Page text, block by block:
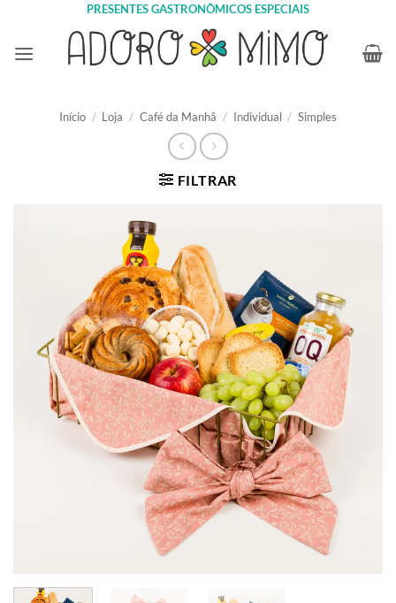
content
PRESENTES GASTRONÔMICOS ESPECIAIS
Início / Loja / Café da Manhã / Individual / Simples
FILTRAR